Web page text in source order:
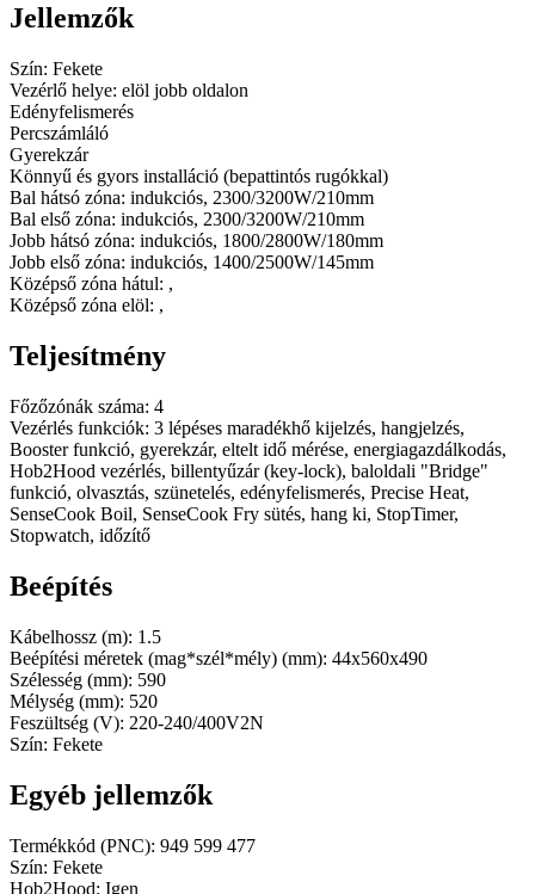
Jellemzők
Szín: Fekete
Vezérlő helye: elöl jobb oldalon
Edényfelismerés
Percszámláló
Gyerekzár
Könnyű és gyors installáció (bepattintós rugókkal)
Bal hátsó zóna: indukciós, 2300/3200W/210mm
Bal első zóna: indukciós, 2300/3200W/210mm
Jobb hátsó zóna: indukciós, 1800/2800W/180mm
Jobb első zóna: indukciós, 1400/2500W/145mm
Középső zóna hátul: ,
Középső zóna elöl: ,
Teljesítmény
Főzőzónák száma: 4
Vezérlés funkciók: 3 lépéses maradékhő kijelzés, hangjelzés,
Booster funkció, gyerekzár, eltelt idő mérése, energiagazdálkodás,
Hob2Hood vezérlés, billentyűzár (key-lock), baloldali "Bridge"
funkció, olvasztás, szünetelés, edényfelismerés, Precise Heat,
SenseCook Boil, SenseCook Fry sütés, hang ki, StopTimer,
Stopwatch, időzítő
Beépítés
Kábelhossz (m): 1.5
Beépítési méretek (mag*szél*mély) (mm): 44x560x490
Szélesség (mm): 590
Mélység (mm): 520
Feszültség (V): 220-240/400V2N
Szín: Fekete
Egyéb jellemzők
Termékkód (PNC): 949 599 477
Szín: Fekete
Hob2Hood: Igen